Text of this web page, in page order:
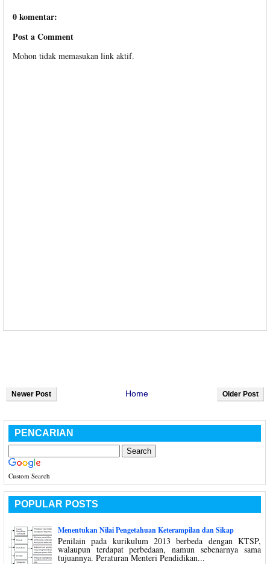
0 komentar:
Post a Comment
Mohon tidak memasukan link aktif.
Newer Post Older Post
Home
PENCARIAN
Custom Search
POPULAR POSTS
Menentukan Nilai Pengetahuan Keterampilan dan Sikap
Penilain pada kurikulum 2013 berbeda dengan KTSP,
walaupun terdapat perbedaan, namun sebenarnya sama
tujuannya. Peraturan Menteri Pendidikan...